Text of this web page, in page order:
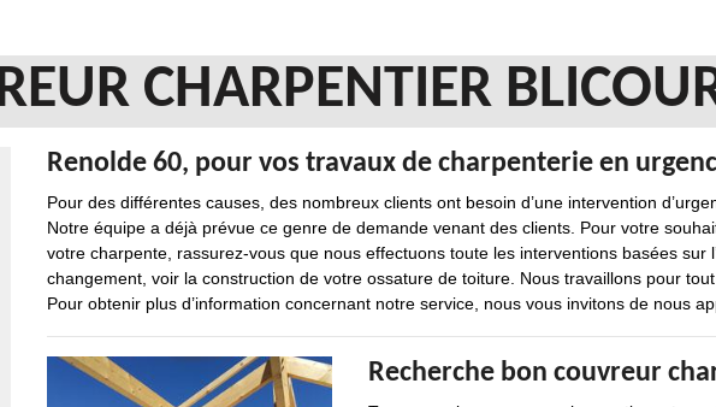
CHARPENTIER
Renolde 60, pour vos travaux de charpenterie en
Pour des différentes causes, des nombreux clients ont besoin d’une intervention
Notre équipe a déjà prévue ce genre de demande venant des clients. Pour votre
votre charpente, rassurez-vous que nous effectuons toute les interventions basées sur
changement, voir la construction de votre ossature de toiture. Nous travaillons pour
Pour obtenir plus d’information concernant notre service, nous vous invitons de nous
Recherche bon couvreur